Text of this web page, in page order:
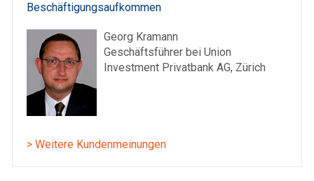
Beschäftigungsaufkommen
Georg Kramann
Geschäftsführer bei Union
Investment Privatbank AG, Zürich
> Weitere Kundenmeinungen